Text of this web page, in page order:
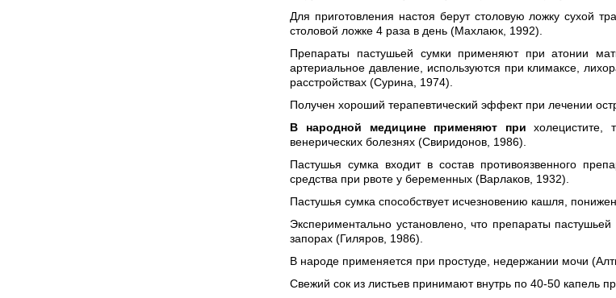
Для приготовления настоя берут столовую ложку сухой
столовой ложке 4 раза в день (Махлаюк, 1992).
Препараты пастушьей сумки применяют при атонии
артериальное давление, используются при климаксе,
расстройствах (Сурина, 1974).
Получен хороший терапевтический эффект при лечении
В народной медицине применяют при холецистите,
венерических болезнях (Свиридонов, 1986).
Пастушья сумка входит в состав противоязвенного
средства при рвоте у беременных (Варлаков, 1932).
Пастушья сумка способствует исчезновению кашля,
Экспериментально установлено, что препараты
запорах (Гиляров, 1986).
В народе применяется при простуде, недержании мочи
Свежий сок из листьев принимают внутрь по 40-50 капель